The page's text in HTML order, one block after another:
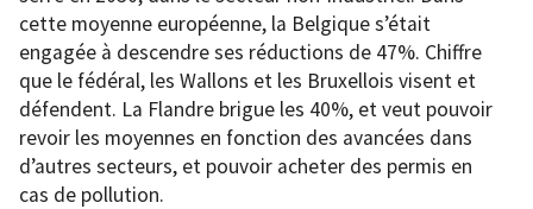
cette moyenne européenne, la Belgique s’était
engagée à descendre ses réductions de 47%. Chiffre
que le fédéral, les Wallons et les Bruxellois visent et
défendent. La Flandre brigue les 40%, et veut pouvoir
revoir les moyennes en fonction des avancées dans
d’autres secteurs, et pouvoir acheter des permis en
cas de pollution.